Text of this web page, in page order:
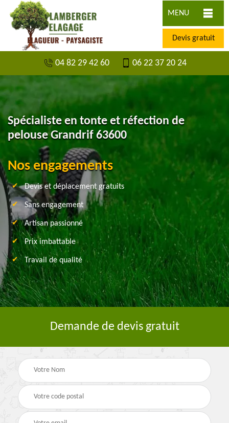
MENU
Devis gratuit
04 82 29 42 60 06 22 37 20 24
Spécialiste en tonte et réfection de
pelouse Grandrif 63600
Nos engagements
Devis et déplacement gratuits
Sans engagement
Artisan passionné
Prix imbattable
Travail de qualité
Demande de devis gratuit